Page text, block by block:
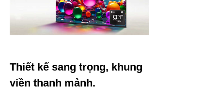
Thiết kế sang trọng, khung
viền thanh mảnh.